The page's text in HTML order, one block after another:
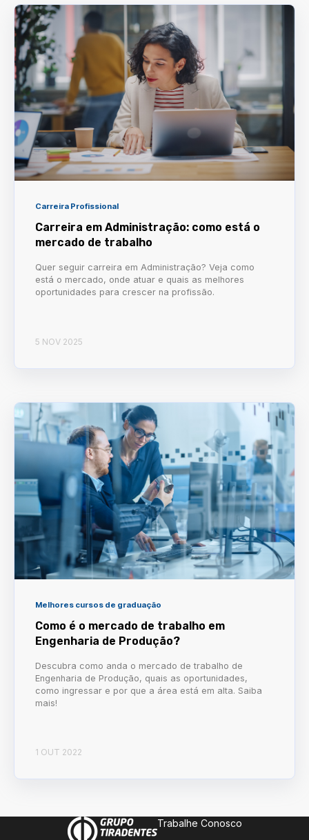
Carreira Profissional
Carreira em Administração: como está o
mercado de trabalho
Quer seguir carreira em Administração? Veja como
está o mercado, onde atuar e quais as melhores
oportunidades para crescer na profissão.
5 NOV 2025
Melhores cursos de graduação
Como é o mercado de trabalho em
Engenharia de Produção?
Descubra como anda o mercado de trabalho de
Engenharia de Produção, quais as oportunidades,
como ingressar e por que a área está em alta. Saiba
mais!
1 OUT 2022
Trabalhe Conosco